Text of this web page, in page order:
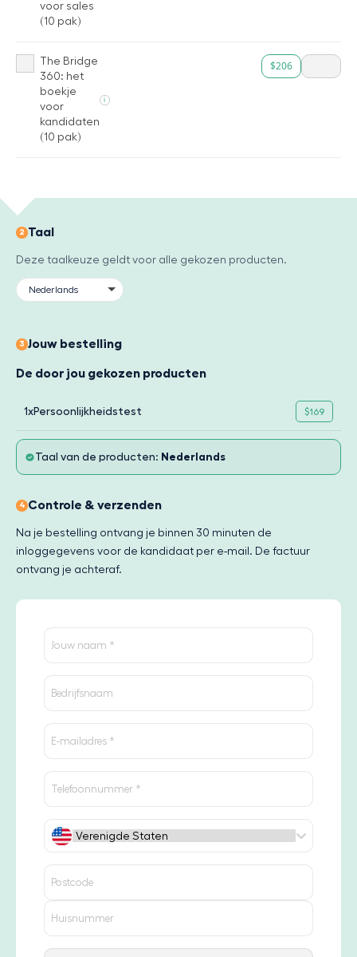
voor sales
(10 pak)
The Bridge
360: het
boekje
voor
kandidaten
(10 pak)
i
$206
2 Taal
Deze taalkeuze geldt voor alle gekozen producten.
3 Jouw bestelling
De door jou gekozen producten
1xPersoonlijkheidstest $169
Taal van de producten: Nederlands
4 Controle & verzenden
Na je bestelling ontvang je binnen 30 minuten de
inloggegevens voor de kandidaat per e-mail. De factuur
ontvang je achteraf.